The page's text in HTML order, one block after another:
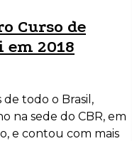
Curso de
2018
de todo o Brasil,
na sede do CBR, em
e contou com mais